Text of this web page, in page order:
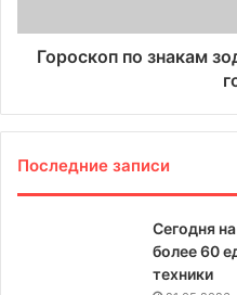
Гороскоп по знакам
Последние записи
Сегодня
более 60
техники